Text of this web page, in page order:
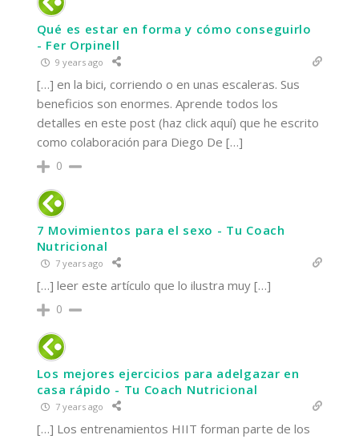
Qué es estar en forma y cómo conseguirlo
- Fer Orpinell
9 years ago
[…] en la bici, corriendo o en unas escaleras. Sus
beneficios son enormes. Aprende todos los
detalles en este post (haz click aquí) que he escrito
como colaboración para Diego De […]
0
7 Movimientos para el sexo - Tu Coach
Nutricional
7 years ago
[…] leer este artículo que lo ilustra muy […]
0
Los mejores ejercicios para adelgazar en
casa rápido - Tu Coach Nutricional
7 years ago
[…] Los entrenamientos HIIT forman parte de los